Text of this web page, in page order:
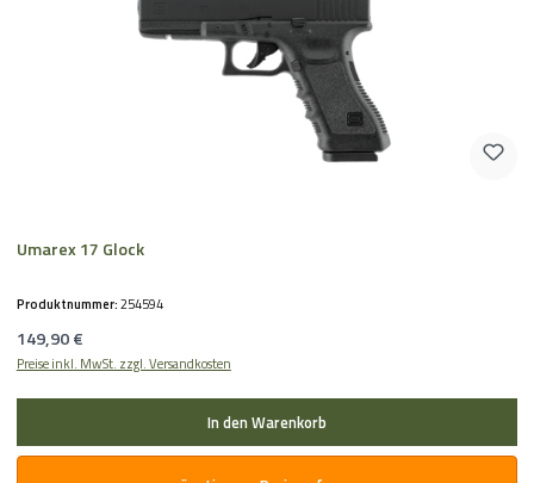
Umarex 17 Glock
Produktnummer:254594
Regulärer Preis:
149,90 €
Preise inkl. MwSt. zzgl. Versandkosten
In den Warenkorb